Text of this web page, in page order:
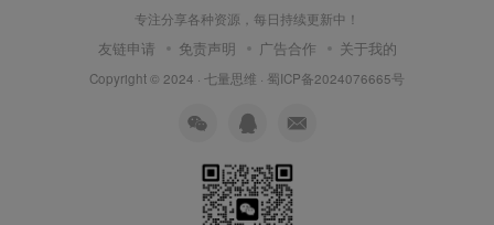
专注分享各种资源，每日持续更新中！
友链申请 免责声明 广告合作 关于我的
Copyright © 2024 · 七量思维 · 蜀ICP备2024076665号